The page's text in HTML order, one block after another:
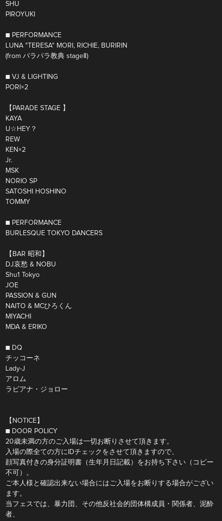
SHU
PIROYUKI
■ PERFORMANCE
LUNA "TERESA" MORI, RICHIE, BURIRIN
(from パラパラ教典 stageⅡ)
■ VJ & LIGHTING
PORI×2
【PARADE STAGE 】
KAYA
U☆HEY？
REW
KEN×2
Jr.
MSK
NORIO SP
SATOSHI HOSHINO
TOMMY
■ PERFORMANCE
BURLESQUE TOKYO DANCERS
【BAR 昭和】
DJ哀愁 & NOBU
Shu1 Tokyo
JOE
PASSION & GUN
NAITO & MCひろくん
MIYACHI
MDA & ERIKO
■ DQ
チッコーネ
Lady-J
アロム
ラビアナ・ジョロー
【NOTICE】
■ DOOR POLICY
20歳未満の方のご入場は一切お断りさせて頂きます。
入場の際全ての方にIDチェックをさせて頂きますので、
顔写真付きの身分証明書（生年月日記載）をお持ち下さい（コピー
不可）。
ご本人様と確認出来ない場合にはご入場をお断りする場合がござい
ます。
当フェスでは、暴力団、その他反社会的団体構成員・関係者、泥酔
者、